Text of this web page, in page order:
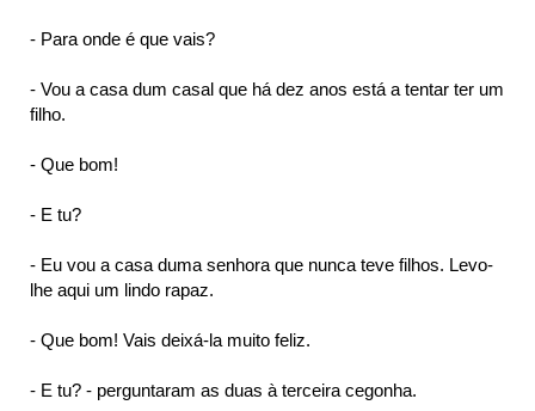
- Para onde é que vais?
- Vou a casa dum casal que há dez anos está a tentar ter um
filho.
- Que bom!
- E tu?
- Eu vou a casa duma senhora que nunca teve filhos. Levo-
lhe aqui um lindo rapaz.
- Que bom! Vais deixá-la muito feliz.
- E tu? - perguntaram as duas à terceira cegonha.